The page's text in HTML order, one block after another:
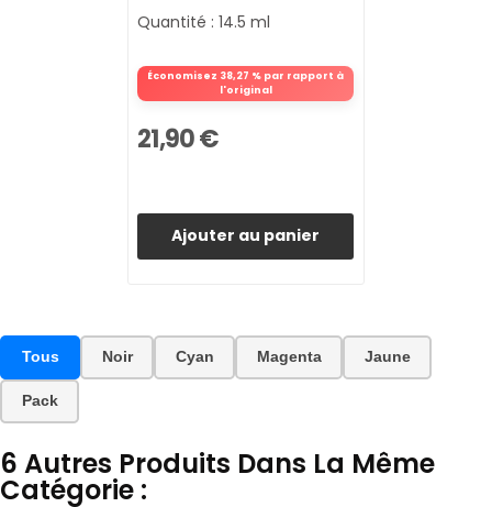
Économisez 38,27 % par rapport à
l'original
Quantité : 14.5 ml
21,90 €
Ajouter au panier
Tous Noir Cyan Magenta Jaune
Pack
6 Autres Produits Dans La Même
Catégorie :